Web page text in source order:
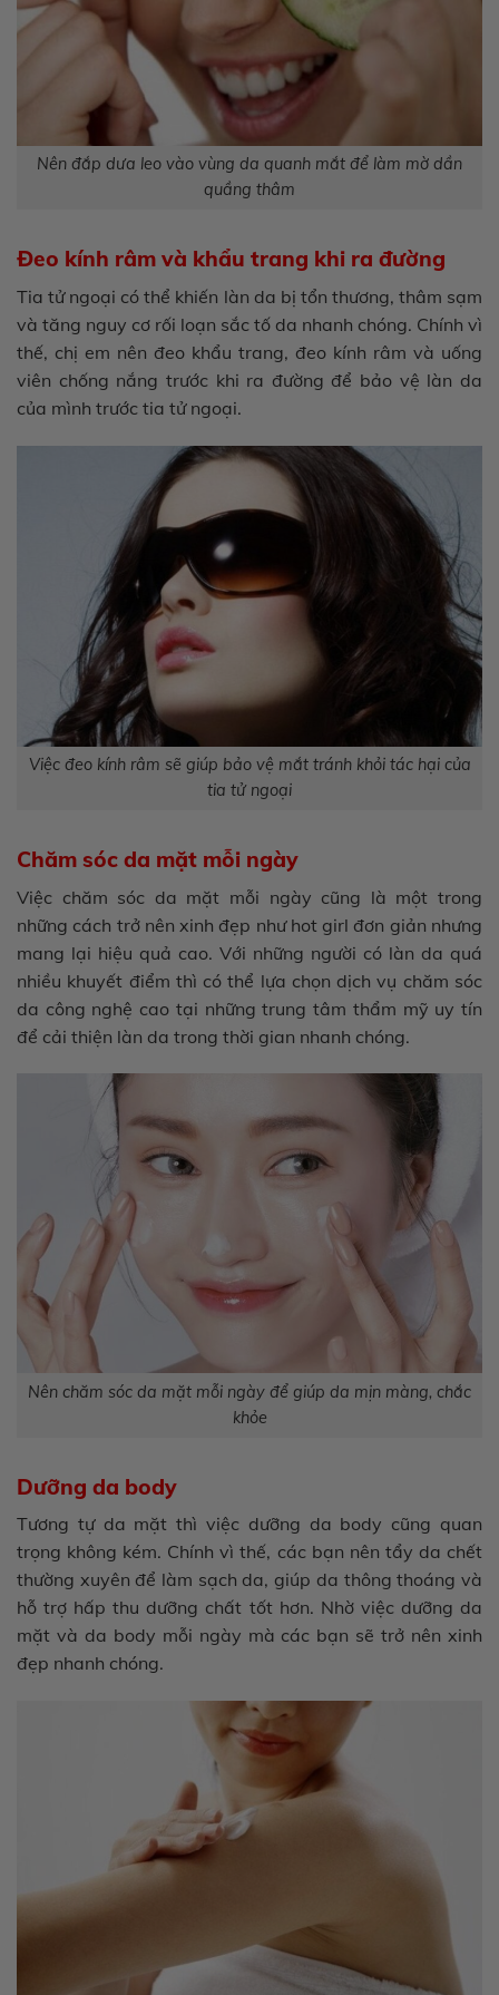
Nên đắp dưa leo vào vùng da quanh mắt để làm mờ dần
quầng thâm
Đeo kính râm và khẩu trang khi ra đường
Tia tử ngoại có thể khiến làn da bị tổn thương, thâm sạm
và tăng nguy cơ rối loạn sắc tố da nhanh chóng. Chính vì
thế, chị em nên đeo khẩu trang, đeo kính râm và uống
viên chống nắng trước khi ra đường để bảo vệ làn da
của mình trước tia tử ngoại.
Việc đeo kính râm sẽ giúp bảo vệ mắt tránh khỏi tác hại của
tia tử ngoại
Chăm sóc da mặt mỗi ngày
Việc chăm sóc da mặt mỗi ngày cũng là một trong
những cách trở nên xinh đẹp như hot girl đơn giản nhưng
mang lại hiệu quả cao. Với những người có làn da quá
nhiều khuyết điểm thì có thể lựa chọn dịch vụ chăm sóc
da công nghệ cao tại những trung tâm thẩm mỹ uy tín
để cải thiện làn da trong thời gian nhanh chóng.
Nên chăm sóc da mặt mỗi ngày để giúp da mịn màng, chắc
khỏe
Dưỡng da body
Tương tự da mặt thì việc dưỡng da body cũng quan
trọng không kém. Chính vì thế, các bạn nên tẩy da chết
thường xuyên để làm sạch da, giúp da thông thoáng và
hỗ trợ hấp thu dưỡng chất tốt hơn. Nhờ việc dưỡng da
mặt và da body mỗi ngày mà các bạn sẽ trở nên xinh
đẹp nhanh chóng.